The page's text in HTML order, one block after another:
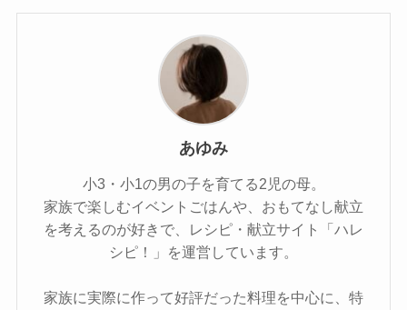
あゆみ
小3・小1の男の子を育てる2児の母。
家族で楽しむイベントごはんや、おもてなし献立
を考えるのが好きで、レシピ・献立サイト「ハレ
シピ！」を運営しています。
家族に実際に作って好評だった料理を中心に、特